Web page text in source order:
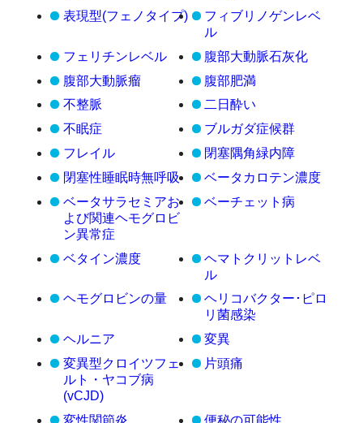
表現型(フェノタイプ)
フィブリノゲンレベ
ル
フェリチンレベル
腹部大動脈石灰化
腹部大動脈瘤
腹部肥満
不整脈
二日酔い
不眠症
ブルガダ症候群
フレイル
閉塞隅角緑内障
閉塞性睡眠時無呼吸
ベータカロテン濃度
ベータサラセミアお
よび関連ヘモグロビ
ン異常症
ベーチェット病
ベタイン濃度
ヘマトクリットレベ
ル
ヘモグロビンの量
ヘリコバクター･ピロ
リ菌感染
ヘルニア
変異
変異型クロイツフェ
ルト・ヤコブ病
(vCJD)
片頭痛
変性関節炎 便秘の可能性